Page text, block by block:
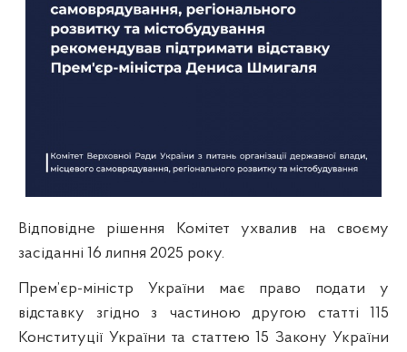
Відповідне рішення Комітет ухвалив на своєму
засіданні 16 липня 2025 року.
Прем’єр-міністр України має право подати у
відставку згідно з частиною другою статті 115
Конституції України та статтею 15 Закону України